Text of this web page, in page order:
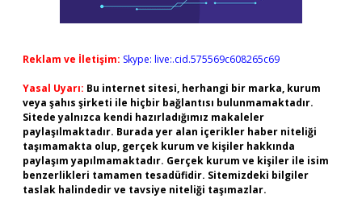
Reklam ve İletişim: Skype: live:.cid.575569c608265c69
Yasal Uyarı: Bu internet sitesi, herhangi bir marka, kurum
veya şahıs şirketi ile hiçbir bağlantısı bulunmamaktadır.
Sitede yalnızca kendi hazırladığımız makaleler
paylaşılmaktadır. Burada yer alan içerikler haber niteliği
taşımamakta olup, gerçek kurum ve kişiler hakkında
paylaşım yapılmamaktadır. Gerçek kurum ve kişiler ile isim
benzerlikleri tamamen tesadüfidir. Sitemizdeki bilgiler
taslak halindedir ve tavsiye niteliği taşımazlar.